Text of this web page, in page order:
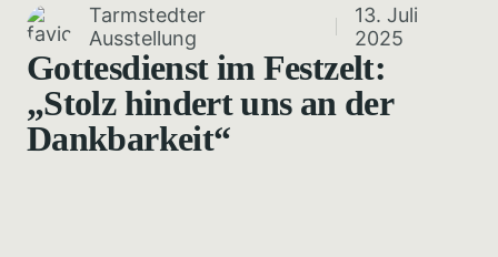
Tarmstedter
Ausstellung
13. Juli
2025
Gottesdienst im Festzelt:
„Stolz hindert uns an der
Dankbarkeit“